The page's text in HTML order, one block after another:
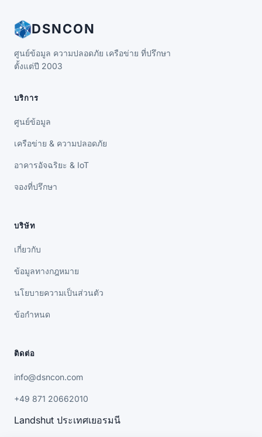
DSNCON
ศูนย์ข้อมูล ความปลอดภัย เครือข่าย ที่ปรึกษา
ตั้งแต่ปี 2003
บริการ
ศูนย์ข้อมูล
เครือข่าย & ความปลอดภัย
อาคารอัจฉริยะ & IoT
จองที่ปรึกษา
บริษัท
เกี่ยวกับ
ข้อมูลทางกฎหมาย
นโยบายความเป็นส่วนตัว
ข้อกำหนด
ติดต่อ
info@dsncon.com
+49 871 20662010
Landshut ประเทศเยอรมนี